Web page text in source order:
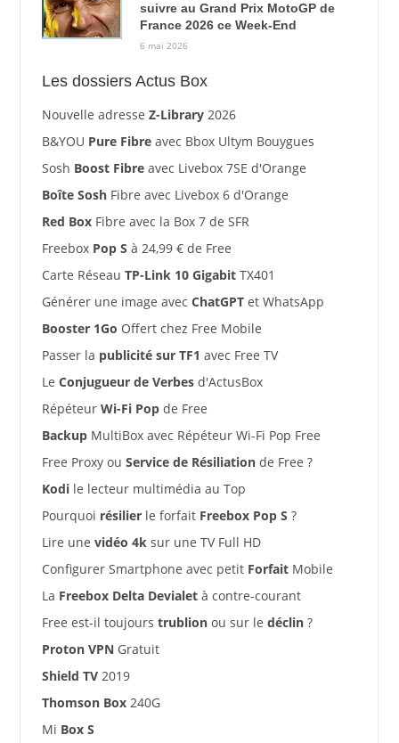
suivre au Grand Prix MotoGP de
France 2026 ce Week-End
6 mai 2026
Les dossiers Actus Box
Nouvelle adresse Z-Library2026
B&YOU Pure Fibreavec Bbox Ultym Bouygues
Sosh Boost Fibreavec Livebox 7SE d'Orange
Boîte SoshFibre avec Livebox 6 d'Orange
Red BoxFibre avec la Box 7 de SFR
Freebox Pop S à 24,99 € de Free
Carte Réseau TP-Link 10 GigabitTX401
Générer une image avec ChatGPTet WhatsApp
Booster 1Go Offert chez Free Mobile
Passer la publicité sur TF1 avec Free TV
Le Conjugueur de Verbesd'ActusBox
Répéteur Wi-Fi Popde Free
BackupMultiBox avec Répéteur Wi-Fi Pop Free
Free Proxy ou Service de Résiliationde Free ?
Kodile lecteur multimédia au Top
Pourquoi résilierle forfait Freebox Pop S ?
Lire une vidéo 4ksur une TV Full HD
Configurer Smartphone avec petit ForfaitMobile
La Freebox Delta Devialetà contre-courant
Free est-il toujours trublionou sur le déclin?
Proton VPN Gratuit
Shield TV2019
Thomson Box240G
Mi Box S